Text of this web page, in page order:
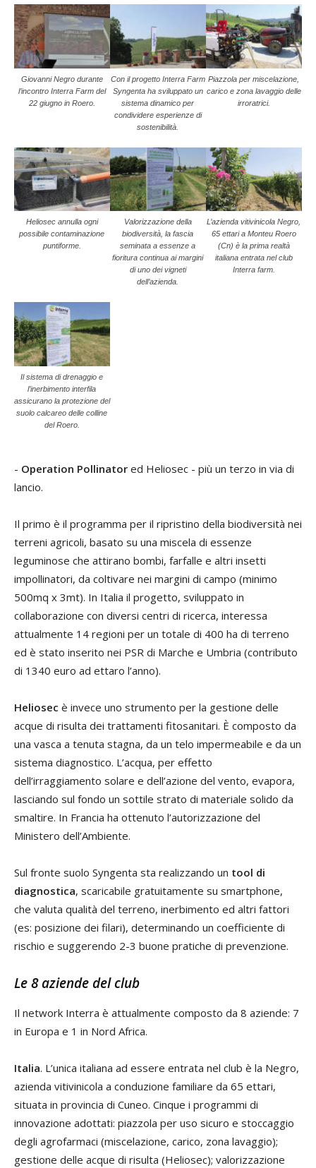
Giovanni Negro durante
l’incontro Interra Farm del
22 giugno in Roero.
Con il progetto Interra Farm
Syngenta ha sviluppato un
sistema dinamico per
condividere esperienze di
sostenibilità.
Piazzola per miscelazione,
carico e zona lavaggio delle
irroratrici.
Heliosec annulla ogni
possibile contaminazione
puntiforme.
Valorizzazione della
biodiversità, la fascia
seminata a essenze a
fioritura continua ai margini
di uno dei vigneti
dell’azienda.
L’azienda vitivinicola Negro,
65 ettari a Monteu Roero
(Cn) è la prima realtà
italiana entrata nel club
Interra farm.
Il sistema di drenaggio e
l’inerbimento interfila
assicurano la protezione del
suolo calcareo delle colline
del Roero.
- Operation Pollinator ed Heliosec - più un terzo in via di
lancio.
Il primo è il programma per il ripristino della biodiversità nei
terreni agricoli, basato su una miscela di essenze
leguminose che attirano bombi, farfalle e altri insetti
impollinatori, da coltivare nei margini di campo (minimo
500mq x 3mt). In Italia il progetto, sviluppato in
collaborazione con diversi centri di ricerca, interessa
attualmente 14 regioni per un totale di 400 ha di terreno
ed è stato inserito nei PSR di Marche e Umbria (contributo
di 1340 euro ad ettaro l’anno).
Heliosec è invece uno strumento per la gestione delle
acque di risulta dei trattamenti fitosanitari. È composto da
una vasca a tenuta stagna, da un telo impermeabile e da un
sistema diagnostico. L’acqua, per effetto
dell’irraggiamento solare e dell’azione del vento, evapora,
lasciando sul fondo un sottile strato di materiale solido da
smaltire. In Francia ha ottenuto l’autorizzazione del
Ministero dell’Ambiente.
Sul fronte suolo Syngenta sta realizzando un tool di
diagnostica, scaricabile gratuitamente su smartphone,
che valuta qualità del terreno, inerbimento ed altri fattori
(es: posizione dei filari), determinando un coefficiente di
rischio e suggerendo 2-3 buone pratiche di prevenzione.
Le 8 aziende del club
Il network Interra è attualmente composto da 8 aziende: 7
in Europa e 1 in Nord Africa.
Italia. L’unica italiana ad essere entrata nel club è la Negro,
azienda vitivinicola a conduzione familiare da 65 ettari,
situata in provincia di Cuneo. Cinque i programmi di
innovazione adottati: piazzola per uso sicuro e stoccaggio
degli agrofarmaci (miscelazione, carico, zona lavaggio);
gestione delle acque di risulta (Heliosec); valorizzazione